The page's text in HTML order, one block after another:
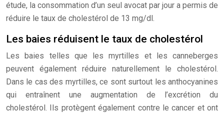
étude, la consommation d’un seul avocat par jour a permis de
réduire le taux de cholestérol de 13 mg/dl.
Les baies réduisent le taux de cholestérol
Les baies telles que les myrtilles et les canneberges
peuvent également réduire naturellement le cholestérol.
Dans le cas des myrtilles, ce sont surtout les anthocyanines
qui entraînent une augmentation de l’excrétion du
cholestérol. Ils protègent également contre le cancer et ont